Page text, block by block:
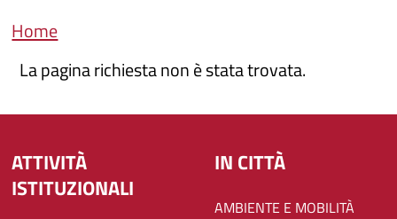
Briciole di pane
Home
La pagina richiesta non è stata trovata.
ATTIVITÀ
ISTITUZIONALI
IN CITTÀ
AMBIENTE E MOBILITÀ